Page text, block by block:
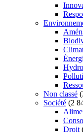
Non classé
Société (2
Droit